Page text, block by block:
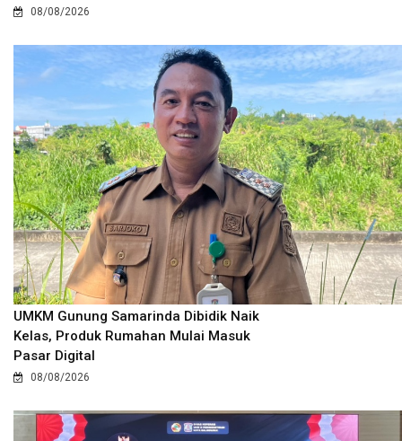
08/08/2026
UMKM Gunung Samarinda Dibidik Naik
Kelas, Produk Rumahan Mulai Masuk
Pasar Digital
08/08/2026